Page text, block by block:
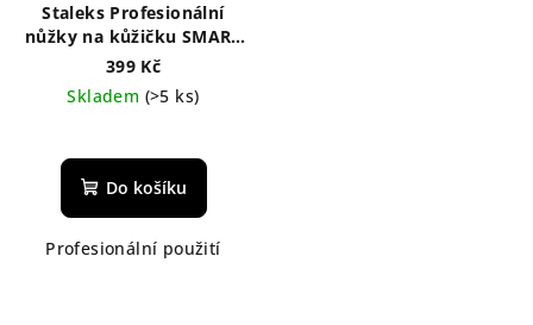
Staleks Profesionální
nůžky na kůžičku SMART
40 TYP 3
399 Kč
Skladem (>5 ks)
Do košíku
Profesionální použití